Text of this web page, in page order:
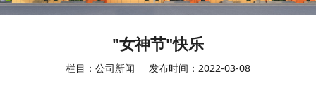
"女神节"快乐
栏目：公司新闻 发布时间：2022-03-08